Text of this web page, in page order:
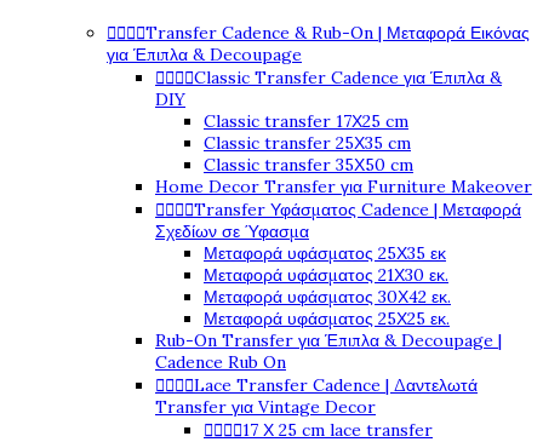
Transfer Cadence & Rub-On | Μεταφορά Εικόνας
για Έπιπλα & Decoupage
Classic Transfer Cadence για Έπιπλα &
DIY
Classic transfer 17Χ25 cm
Classic transfer 25Χ35 cm
Classic transfer 35Χ50 cm
Home Decor Transfer για Furniture Makeover
Transfer Υφάσματος Cadence | Μεταφορά
Σχεδίων σε Ύφασμα
Μεταφορά υφάσματος 25Χ35 εκ
Μεταφορά υφάσματος 21Χ30 εκ.
Μεταφορά υφάσματος 30Χ42 εκ.
Μεταφορά υφάσματος 25Χ25 εκ.
Rub-On Transfer για Έπιπλα & Decoupage |
Cadence Rub On
Lace Transfer Cadence | Δαντελωτά
Transfer για Vintage Decor
17 Χ 25 cm lace transfer